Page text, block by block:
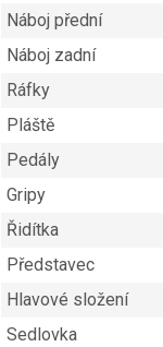
Náboj přední
Náboj zadní
Ráfky
Pláště
Pedály
Gripy
Řidítka
Představec
Hlavové složení
Sedlovka